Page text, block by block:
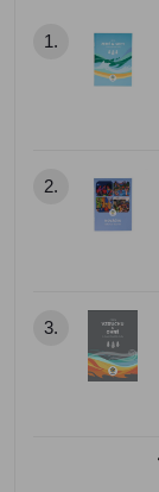
1.
2.
3.